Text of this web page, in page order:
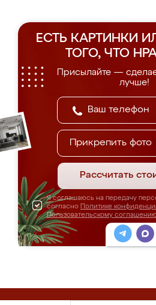
ЕСТЬ КАРТИНКИ
ТОГО, ЧТО
Присылайте —
лучше!
Прикрепить фото
Рассчитать
Я соглашаюсь на передачу
согласно Политике
Пользовательскому